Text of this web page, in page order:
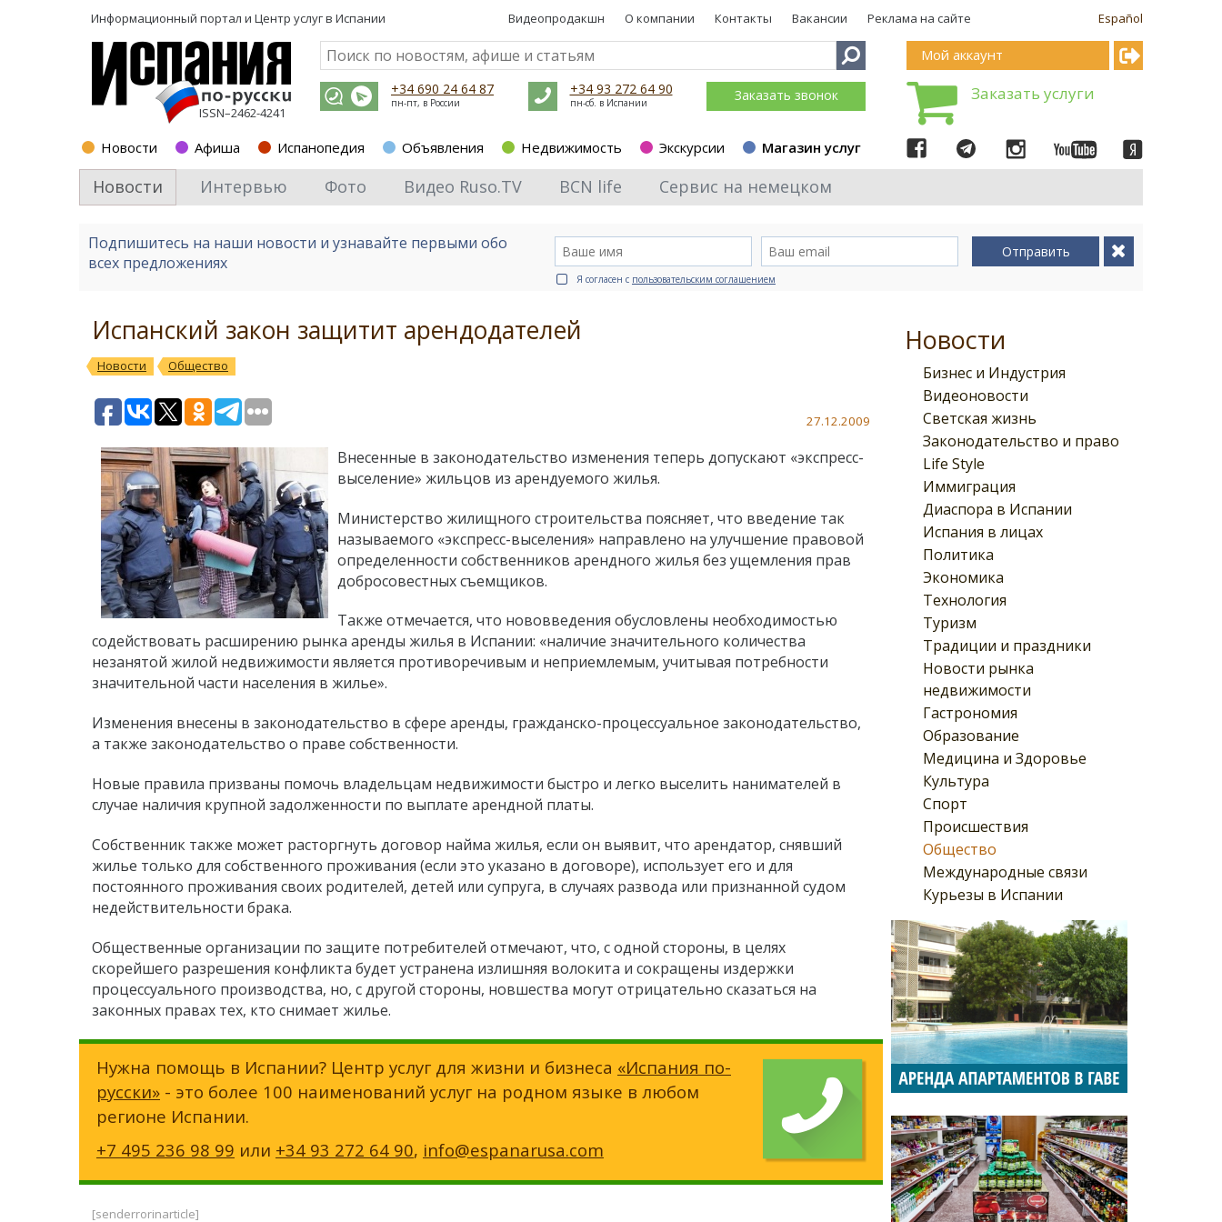
Информационный портал и Центр услуг в Испании Español
Видеопродакшн О компании Контакты Вакансии Реклама на сайте
ISSN–2462-4241
+34 690 24 64 87
пн-пт, в России
+34 93 272 64 90
пн-сб. в Испании Заказать звонок
Новости Афиша Испанопедия Объявления Недвижимость Экскурсии Магазин услуг
Мой аккаунт
Заказать услуги
Новости Интервью Фото Видео Ruso.TV BCN life Сервис на немецком
Подпишитесь на наши новости и узнавайте первыми обо
всех предложениях
Отправить
Я согласен с пользовательским соглашением
Новости
Бизнес и Индустрия
Видеоновости
Светская жизнь
Законодательство и право
Life Style
Иммиграция
Диаспора в Испании
Испания в лицах
Политика
Экономика
Технология
Туризм
Традиции и праздники
Новости рынка
недвижимости
Гастрономия
Образование
Медицина и Здоровье
Культура
Спорт
Происшествия
Общество
Международные связи
Курьезы в Испании
Испанский закон защитит арендодателей
Новости Общество
27.12.2009
Внесенные в законодательство изменения теперь допускают «экспресс-
выселение» жильцов из арендуемого жилья.
Министерство жилищного строительства поясняет, что введение так
называемого «экспресс-выселения» направлено на улучшение правовой
определенности собственников арендного жилья без ущемления прав
добросовестных съемщиков.
Также отмечается, что нововведения обусловлены необходимостью
содействовать расширению рынка аренды жилья в Испании: «наличие значительного количества
незанятой жилой недвижимости является противоречивым и неприемлемым, учитывая потребности
значительной части населения в жилье».
Изменения внесены в законодательство в сфере аренды, гражданско-процессуальное законодательство,
а также законодательство о праве собственности.
Новые правила призваны помочь владельцам недвижимости быстро и легко выселить нанимателей в
случае наличия крупной задолженности по выплате арендной платы.
Собственник также может расторгнуть договор найма жилья, если он выявит, что арендатор, снявший
жилье только для собственного проживания (если это указано в договоре), использует его и для
постоянного проживания своих родителей, детей или супруга, в случаях развода или признанной судом
недействительности брака.
Общественные организации по защите потребителей отмечают, что, с одной стороны, в целях
скорейшего разрешения конфликта будет устранена излишняя волокита и сокращены издержки
процессуального производства, но, с другой стороны, новшества могут отрицательно сказаться на
законных правах тех, кто снимает жилье.
Нужна помощь в Испании? Центр услуг для жизни и бизнеса «Испания по-
русски» - это более 100 наименований услуг на родном языке в любом
регионе Испании.
+7 495 236 98 99 или +34 93 272 64 90, info@espanarusa.com
[senderrorinarticle]